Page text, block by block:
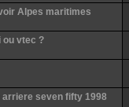
Alpes maritimes
ou vtec ?
arriere seven fifty 1998